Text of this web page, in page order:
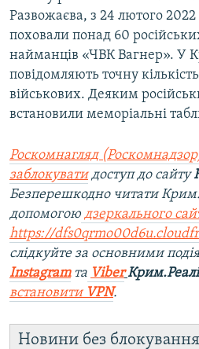
Развожаєва, з 24 лютого 2022
поховали понад 60
найманців «ЧВК Вагнер». У
повідомляють точну
військових. Деяким
встановили меморіальні
Роскомнагляд
заблокуватидоступ до сайту
Безперешкодно читати
допомогою дзеркального
https://
слідкуйте за основними
Instagramта Viber
встановити VPN.
Новини без